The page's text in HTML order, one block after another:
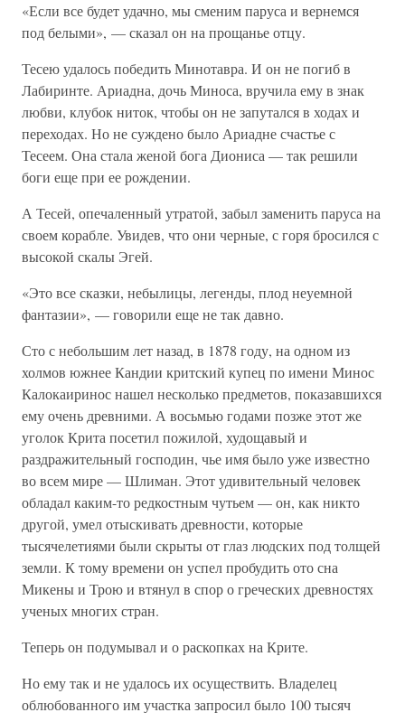
«Если все будет удачно, мы сменим паруса и вернемся
под белыми», — сказал он на прощанье отцу.
Тесею удалось победить Минотавра. И он не погиб в
Лабиринте. Ариадна, дочь Миноса, вручила ему в знак
любви, клубок ниток, чтобы он не запутался в ходах и
переходах. Но не суждено было Ариадне счастье с
Тесеем. Она стала женой бога Диониса — так решили
боги еще при ее рождении.
А Тесей, опечаленный утратой, забыл заменить паруса на
своем корабле. Увидев, что они черные, с горя бросился с
высокой скалы Эгей.
«Это все сказки, небылицы, легенды, плод неуемной
фантазии», — говорили еще не так давно.
Сто с небольшим лет назад, в 1878 году, на одном из
холмов южнее Кандии критский купец по имени Минос
Калокаиринос нашел несколько предметов, показавшихся
ему очень древними. А восьмью годами позже этот же
уголок Крита посетил пожилой, худощавый и
раздражительный господин, чье имя было уже известно
во всем мире — Шлиман. Этот удивительный человек
обладал каким-то редкостным чутьем — он, как никто
другой, умел отыскивать древности, которые
тысячелетиями были скрыты от глаз людских под толщей
земли. К тому времени он успел пробудить ото сна
Микены и Трою и втянул в спор о греческих древностях
ученых многих стран.
Теперь он подумывал и о раскопках на Крите.
Но ему так и не удалось их осуществить. Владелец
облюбованного им участка запросил было 100 тысяч